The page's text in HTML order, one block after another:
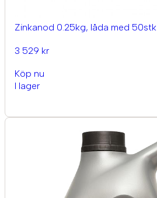
Zinkanod 0.25kg, låda med 50stk
3 529 kr
Köp nu
I lager